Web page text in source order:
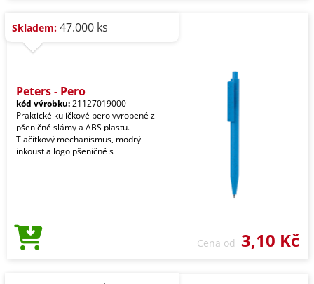
Skladem: 47.000 ks
Peters - Pero
kód výrobku:21127019000
Praktické kuličkové pero vyrobené z
pšeničné slámy a ABS plastu.
Tlačítkový mechanismus, modrý
inkoust a logo pšeničné s
Cena od 3,10 Kč